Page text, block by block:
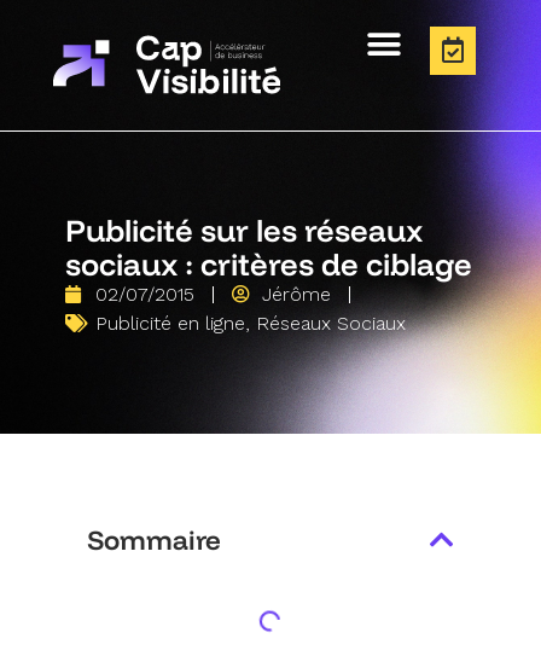
Publicité sur les réseaux
sociaux : critères de ciblage
02/07/2015
Jérôme
Publicité en ligne, Réseaux Sociaux
Sommaire